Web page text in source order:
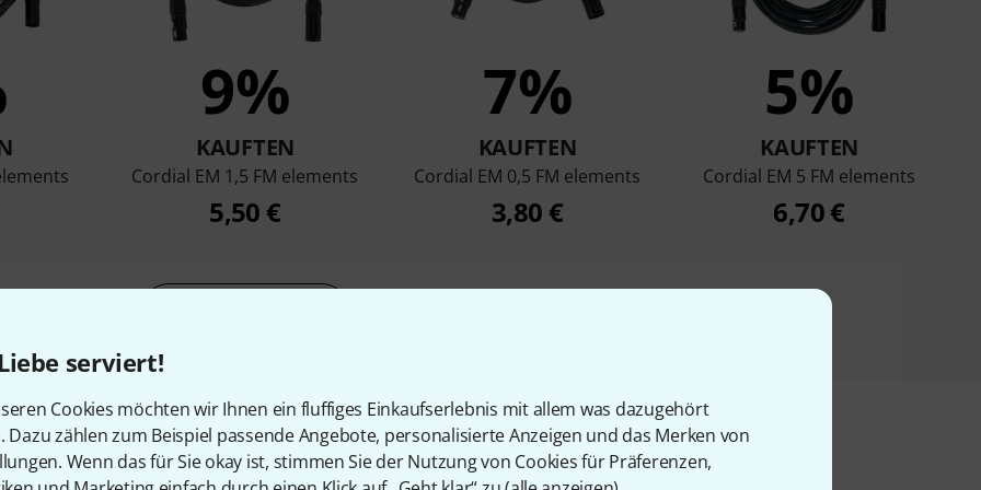
serviert!
Cookies möchten wir Ihnen ein fluffiges Einkaufserlebnis mit allem was dazugehört
Dazu zählen zum Beispiel passende Angebote, personalisierte Anzeigen und das Merken von
Wenn das für Sie okay ist, stimmen Sie der Nutzung von Cookies für Präferenzen,
9%
KAUFTEN
Cordial EM 1,5 FM elements
5,50 €
7%
KAUFTEN
Cordial EM 0,5 FM elements
3,80 €
5%
KAUFTEN
Cordial EM 5 FM elements
6,70 €